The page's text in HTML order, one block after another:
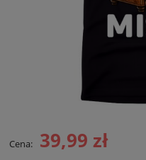
Cena: 39,99 zł